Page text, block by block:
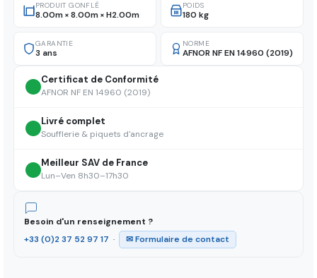
PRODUIT GONFLÉ
8.00m × 8.00m × H2.00m
POIDS
180 kg
GARANTIE
3 ans
NORME
AFNOR NF EN 14960 (2019)
Certificat de Conformité
AFNOR NF EN 14960 (2019)
Livré complet
Soufflerie & piquets d'ancrage
Meilleur SAV de France
Lun–Ven 8h30–17h30
Besoin d'un renseignement ?
+33 (0)2 37 52 97 17 · ✉ Formulaire de contact